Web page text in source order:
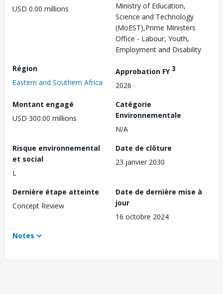
USD 0.00 millions
Ministry of Education,
Science and Technology
(MoEST),Prime Ministers
Office - Labour, Youth,
Employment and Disability
Région
Eastern and Southern Africa
Approbation FY3
2026
Montant engagé
USD 300.00 millions
Catégorie
Environnementale
N/A
Risque environnemental
et social
L
Date de clôture
23 janvier 2030
Dernière étape atteinte
Concept Review
Date de dernière mise à
jour
16 octobre 2024
Notes